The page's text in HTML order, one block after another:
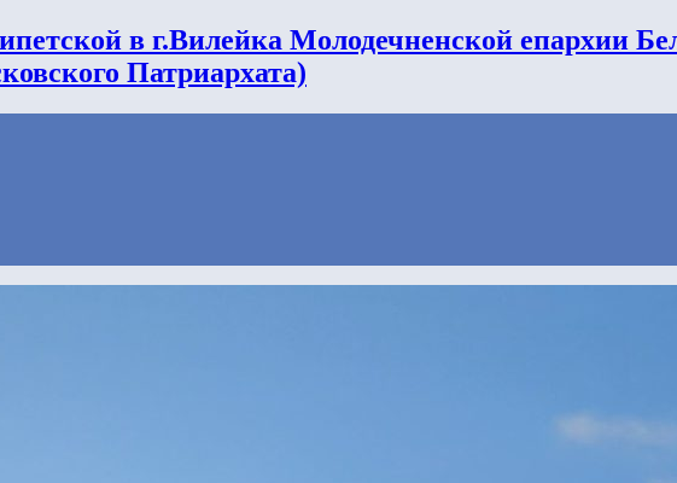
в г.Вилейка Молодечненской епархии
Патриархата)